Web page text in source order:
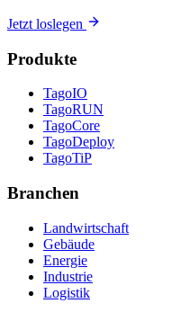
Jetzt loslegen
Produkte
TagoIO
TagoRUN
TagoCore
TagoDeploy
TagoTiP
Branchen
Landwirtschaft
Gebäude
Energie
Industrie
Logistik